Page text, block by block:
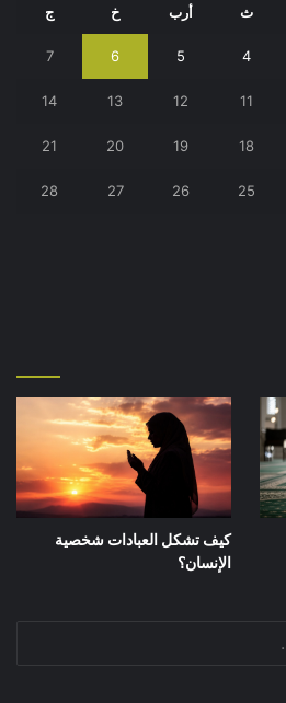
ث أرب خ ج
4
5
6
7
11
12
13
14
18
19
20
21
25
26
27
28
كيف تشكل العبادات شخصية
الإنسان؟